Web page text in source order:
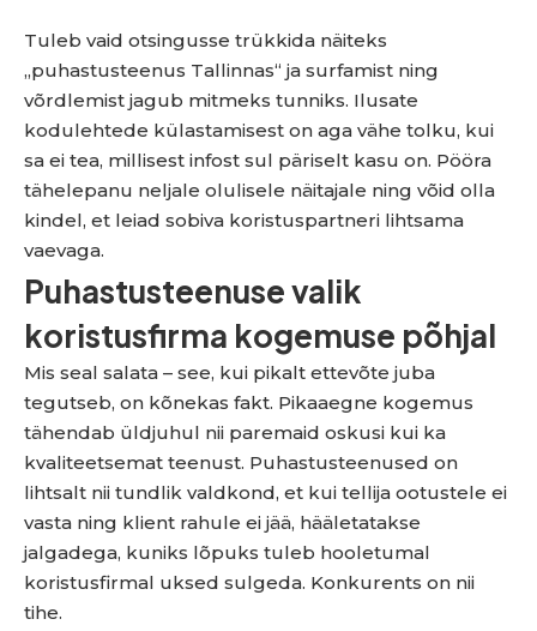
Tuleb vaid otsingusse trükkida näiteks
„puhastusteenus Tallinnas“ ja surfamist ning
võrdlemist jagub mitmeks tunniks. Ilusate
kodulehtede külastamisest on aga vähe tolku, kui
sa ei tea, millisest infost sul päriselt kasu on. Pööra
tähelepanu neljale olulisele näitajale ning võid olla
kindel, et leiad sobiva koristuspartneri lihtsama
vaevaga.
Puhastusteenuse valik
koristusfirma kogemuse põhjal
Mis seal salata – see, kui pikalt ettevõte juba
tegutseb, on kõnekas fakt. Pikaaegne kogemus
tähendab üldjuhul nii paremaid oskusi kui ka
kvaliteetsemat teenust. Puhastusteenused on
lihtsalt nii tundlik valdkond, et kui tellija ootustele ei
vasta ning klient rahule ei jää, hääletatakse
jalgadega, kuniks lõpuks tuleb hooletumal
koristusfirmal uksed sulgeda. Konkurents on nii
tihe.